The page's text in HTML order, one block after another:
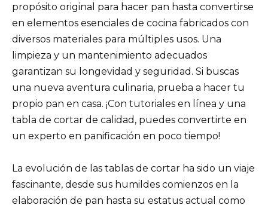
propósito original para hacer pan hasta convertirse
en elementos esenciales de cocina fabricados con
diversos materiales para múltiples usos. Una
limpieza y un mantenimiento adecuados
garantizan su longevidad y seguridad. Si buscas
una nueva aventura culinaria, prueba a hacer tu
propio pan en casa. ¡Con tutoriales en línea y una
tabla de cortar de calidad, puedes convertirte en
un experto en panificación en poco tiempo!
La evolución de las tablas de cortar ha sido un viaje
fascinante, desde sus humildes comienzos en la
elaboración de pan hasta su estatus actual como